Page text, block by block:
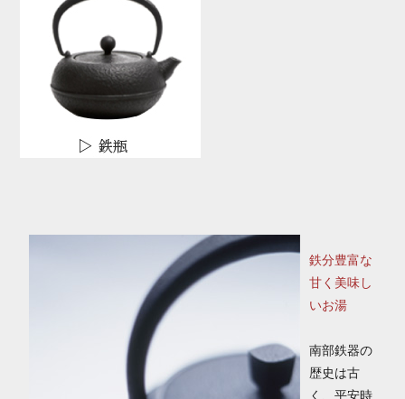
鉄分豊富な
甘く美味し
いお湯
南部鉄器の
歴史は古
く、平安時